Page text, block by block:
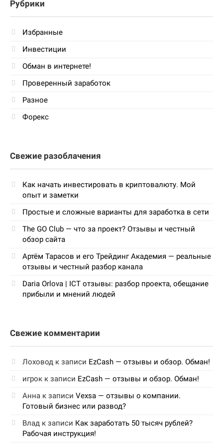
Рубрики
Избранные
Инвестиции
Обман в интернете!
Проверенный заработок
Разное
Форекс
Свежие разоблачения
Как начать инвестировать в криптовалюту. Мой
опыт и заметки
Простые и сложные варианты для заработка в сети
The GO Club — что за проект? Отзывы и честный
обзор сайта
Артём Тарасов и его Трейдинг Академия — реальные
отзывы и честный разбор канала
Daria Orlova | ICT отзывы: разбор проекта, обещание
прибыли и мнений людей
Свежие комментарии
Лоховод к записи EzCash — отзывы и обзор. Обман!
игрок к записи EzCash — отзывы и обзор. Обман!
Анна к записи Vexsa — отзывы о компании.
Готовый бизнес или развод?
Влад к записи Как заработать 50 тысяч рублей?
Рабочая инструкция!